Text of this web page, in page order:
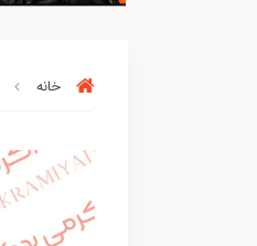
خانه